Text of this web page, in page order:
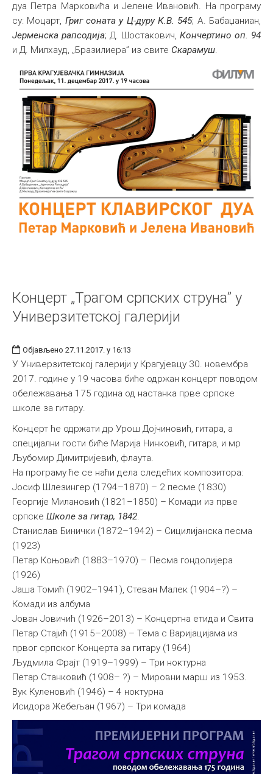
дуа Петра Марковића и Јелене Ивановић. На програму
су: Моцарт, Григ соната у Ц-дуру К.В. 545; А. Бабаџаниан,
Јерменска рапсодија; Д. Шостакович, Кончертино оп. 94
и Д. Милхауд, „Бразилиера” из свите Скарамуш.
Концерт „Трагом српских струна” у
Универзитетској галерији
Објављено 27.11.2017. у 16:13
У Универзитетској галерији у Крагујевцу 30. новембра
2017. године у 19 часова биће одржан концерт поводом
обележавања 175 година од настанка прве српске
школе за гитару.
Концерт ће одржати др Урош Дојчиновић, гитара, а
специјални гости биће Марија Нинковић, гитара, и мр
Љубомир Димитријевић, флаута.
На програму ће се наћи дела следећих композитора:
Јосиф Шлезингер (1794–1870) – 2 песме (1830)
Георгије Милановић (1821–1850) – Комади из прве
српске Школе за гитар, 1842.
Станислав Бинички (1872–1942) – Сицилијанска песма
(1923)
Петар Коњовић (1883–1970) – Песма гондолијера
(1926)
Јаша Томић (1902–1941), Стеван Малек (1904–?) –
Комади из албума
Јован Јовичић (1926–2013) – Концертна етида и Свита
Петар Стајић (1915–2008) – Тема с Варијацијама из
првог српског Концерта за гитару (1964)
Људмила Фрајт (1919–1999) – Три ноктурна
Петар Станковић (1908– ?) – Мировни марш из 1953.
Вук Куленовић (1946) – 4 ноктурна
Исидора Жебељан (1967) – Три комада